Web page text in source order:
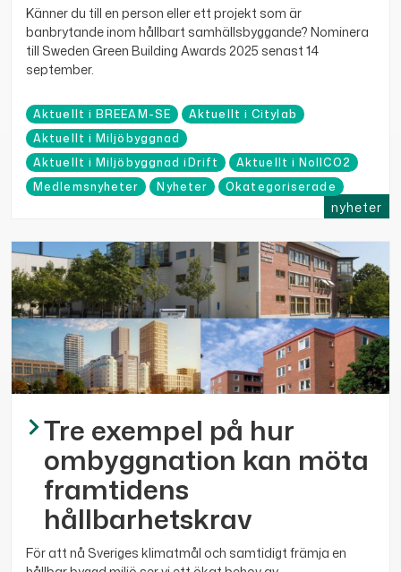
nyheter
Känner du till en person eller ett projekt som är
banbrytande inom hållbart samhällsbyggande? Nominera
till Sweden Green Building Awards 2025 senast 14
september.
Aktuellt i BREEAM-SE
Aktuellt i Citylab
Aktuellt i Miljöbyggnad
Aktuellt i Miljöbyggnad iDrift
Aktuellt i NollCO2
Medlemsnyheter
Nyheter Okategoriserade
Tre exempel på hur
ombyggnation kan möta
framtidens
hållbarhetskrav
För att nå Sveriges klimatmål och samtidigt främja en